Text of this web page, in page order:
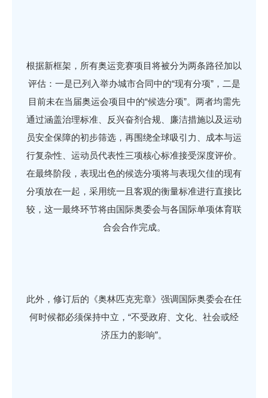
根据新框架，所有奥运竞赛项目将被分为两条路径加以
评估：一是已列入举办城市合同中的“现有分项”，二是
目前未在当届奥运会项目中的“候选分项”。两者均需先
通过涵盖治理标准、反兴奋剂合规、廉洁措施以及运动
员安全保障的初步筛选，再围绕全球吸引力、成本与运
行复杂性、运动员代表性三项核心标准接受深度评价。
在最终阶段，表现出色的候选分项将与表现欠佳的现有
分项放在一起，采用统一且客观的衡量标准进行直接比
较，这一最终环节将由国际奥委会与各国际单项体育联
合会合作完成。
此外，修订后的《奥林匹克宪章》强调国际奥委会在任
何时候都必须保持中立，“不受政府、文化、社会或经
济压力的影响”。